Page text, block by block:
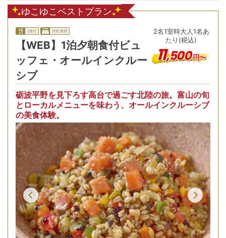
ゆこゆこベストプラン
2食付 洋室:禁煙
【WEB】1泊夕朝食付ビュ
ッフェ・オールインクルー
シブ
2名1室時大人1名あ
たり(税込)
11,500円〜
砺波平野を見下ろす高台で過ごす北陸の旅。富山の旬
とローカルメニューを味わう、オールインクルーシブ
の美食体験。